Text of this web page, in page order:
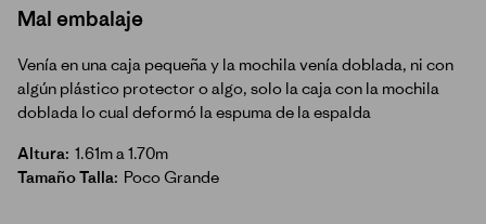
Mal embalaje
Venía en una caja pequeña y la mochila venía doblada, ni con
algún plástico protector o algo, solo la caja con la mochila
doblada lo cual deformó la espuma de la espalda
Altura: 1.61m a 1.70m
Tamaño Talla: Poco Grande